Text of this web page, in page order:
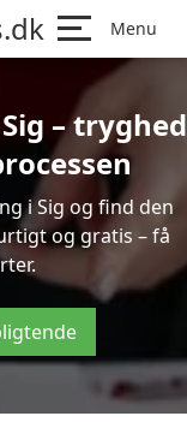
Menu
– tryghed
i Sig og find den
og gratis – få